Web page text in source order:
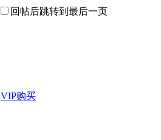
回帖后跳转到最后一页
VIP购买